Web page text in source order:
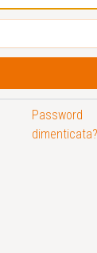
Password
dimenticata?